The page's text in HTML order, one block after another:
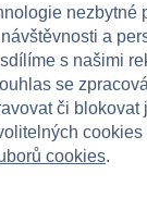
na novou
nezbytné
a
s našimi
se
či
cookies.